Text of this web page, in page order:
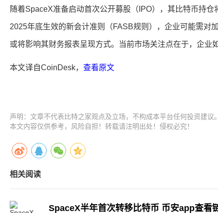
随着SpaceX准备启动首次公开募股（IPO），其比特币持
2025年底生效的新会计准则（FASB规则），企业可能需对
或将影响其财务报表呈现方式。当前市场关注点在于，企业
本文译自CoinDesk， 查看原文
声明：文章不代表比特之家观点及立场，不构成本平台任何投资建
本文内容仅供参考，风险自担！转载请注明出处！侵权必究！
相关阅读
SpaceX半年首次转移比特币 币安app查看